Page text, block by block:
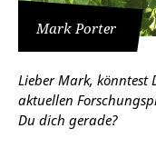
Mark Porter
Lieber Mark, könntest
aktuellen
Du dich gerade?